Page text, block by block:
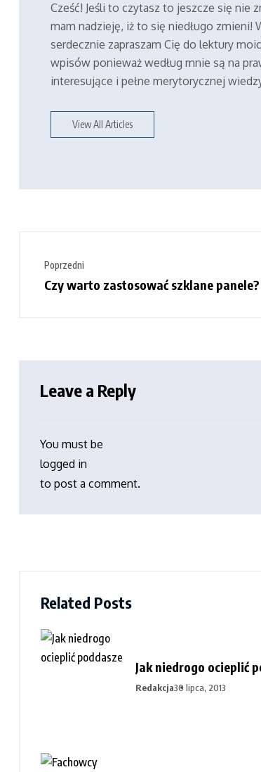
Cześć! Jeśli to czytasz to jeszcze się nie
mam nadzieję, iż to się niedługo zmieni!
serdecznie zapraszam Cię do lektury
wpisów ponieważ według mnie są na
interesujące i pełne merytorycznej
View All Articles
Poprzedni
Czy warto zastosować szklane panele?
Leave a Reply
You must be
logged in
to post a comment.
Related Posts
Jak niedrogo ocieplić
Redakcja30 lipca, 2013